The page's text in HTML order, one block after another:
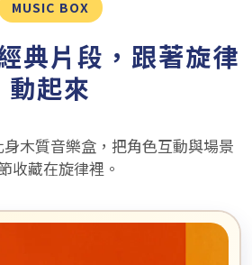
MUSIC BOX
典片段，跟著旋律
動起來
木質音樂盒，把角色互動與場景
收藏在旋律裡。